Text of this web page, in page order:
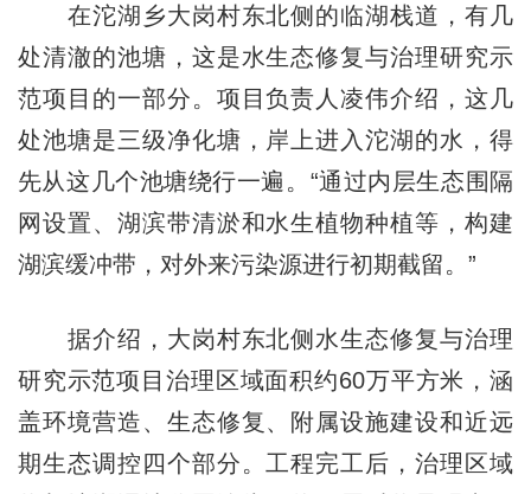
在沱湖乡大岗村东北侧的临湖栈道，有几
处清澈的池塘，这是水生态修复与治理研究示
范项目的一部分。项目负责人凌伟介绍，这几
处池塘是三级净化塘，岸上进入沱湖的水，得
先从这几个池塘绕行一遍。“通过内层生态围隔
网设置、湖滨带清淤和水生植物种植等，构建
湖滨缓冲带，对外来污染源进行初期截留。”
据介绍，大岗村东北侧水生态修复与治理
研究示范项目治理区域面积约60万平方米，涵
盖环境营造、生态修复、附属设施建设和近远
期生态调控四个部分。工程完工后，治理区域